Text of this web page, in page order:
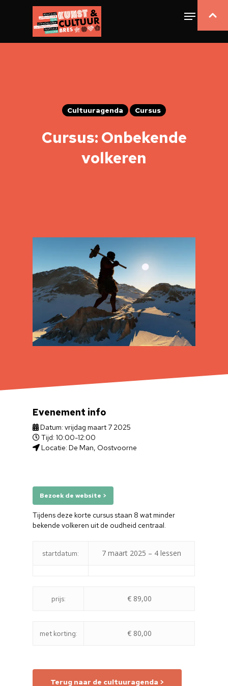
Cultuuragenda Cursus
Cursus: Onbekende
volkeren
Tijdens deze korte cursus staan 8 wat minder
bekende volkeren uit de oudheid centraal.
startdatum: 7 maart 2025 – 4 lessen
prijs: € 89,00
met korting: € 80,00
Terug naar de cultuuragenda >
Evenement info
Datum: vrijdag maart 7 2025
Tijd: 10:00-12:00
Locatie: De Man, Oostvoorne
Bezoek de website >